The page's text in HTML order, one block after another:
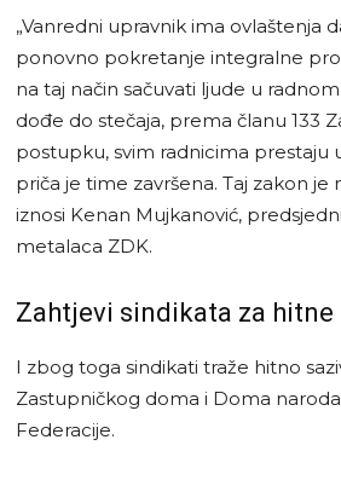
„Vanredni upravnik ima ovlaštenja
ponovno pokretanje integralne
na taj način sačuvati ljude u
dođe do stečaja, prema članu 133
postupku, svim radnicima prestaju
priča je time završena. Taj zakon je
iznosi Kenan Mujkanović,
metalaca ZDK.
Zahtjevi sindikata za hitne
I zbog toga sindikati traže hitno
Zastupničkog doma i Doma
Federacije.